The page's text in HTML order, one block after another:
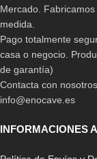
Mercado.
medida.
Pago totalmente
casa o negocio.
de garantía)
Contacta con
info@enocave.es
INFORMACIONES